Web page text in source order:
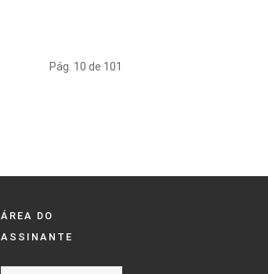
Pág. 10 de 101
ÁREA DO
ASSINANTE